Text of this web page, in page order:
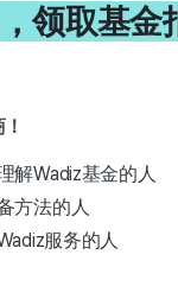
领取基金
解Wadiz基金的人
方法的人
服务的人